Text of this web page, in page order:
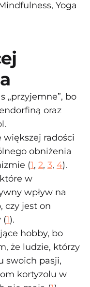
Yoga
„przyjemne”, bo
oraz
większej radości
obniżenia
(1, 2, 3, 4).
w
wpływ na
czy jest on
(1).
hobby, bo
że ludzie, którzy
swoich pasji,
kortyzolu w